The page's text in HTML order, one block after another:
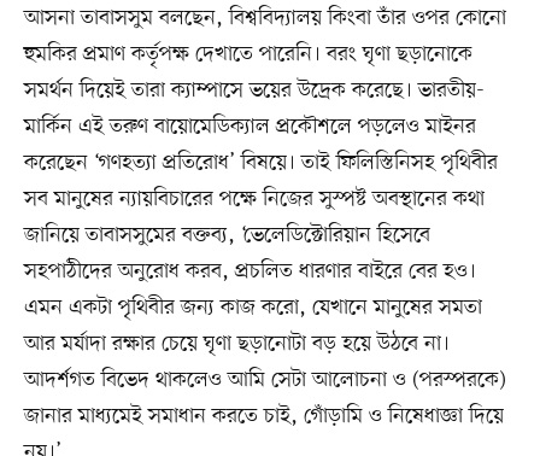
আসনা তাবাসসুম বলছেন, বিশ্ববিদ্যালয় কিংবা তাঁর ওপর কোনো
হুমকির প্রমাণ কর্তৃপক্ষ দেখাতে পারেনি। বরং ঘৃণা ছড়ানোকে
সমর্থন দিয়েই তারা ক্যাম্পাসে ভয়ের উদ্রেক করেছে। ভারতীয়-
মার্কিন এই তরুণ বায়োমেডিক্যাল প্রকৌশলে পড়লেও মাইনর
করেছেন ‘গণহত্যা প্রতিরোধ’ বিষয়ে। তাই ফিলিস্তিনিসহ পৃথিবীর
সব মানুষের ন্যায়বিচারের পক্ষে নিজের সুস্পষ্ট অবস্থানের কথা
জানিয়ে তাবাসসুমের বক্তব্য, ‘ভেলেডিক্টোরিয়ান হিসেবে
সহপাঠীদের অনুরোধ করব, প্রচলিত ধারণার বাইরে বের হও।
এমন একটা পৃথিবীর জন্য কাজ করো, যেখানে মানুষের সমতা
আর মর্যাদা রক্ষার চেয়ে ঘৃণা ছড়ানোটা বড় হয়ে উঠবে না।
আদর্শগত বিভেদ থাকলেও আমি সেটা আলোচনা ও (পরস্পরকে)
জানার মাধ্যমেই সমাধান করতে চাই, গোঁড়ামি ও নিষেধাজ্ঞা দিয়ে